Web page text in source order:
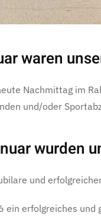
waren
Nachmittag im
und/oder
wurden
und
ein erfolgreiches und